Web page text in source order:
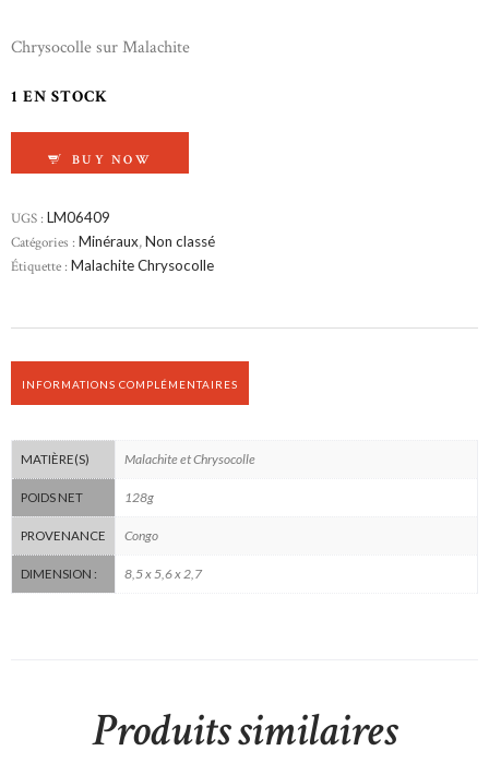
Chrysocolle sur Malachite
1 EN STOCK
BUY NOW
UGS : LM06409
Catégories : Minéraux,Non classé
Étiquette : Malachite Chrysocolle
INFORMATIONS COMPLÉMENTAIRES
MATIÈRE(S) Malachite et Chrysocolle
POIDS NET 128g
PROVENANCE Congo
DIMENSION : 8,5 x 5,6 x 2,7
Produits similaires